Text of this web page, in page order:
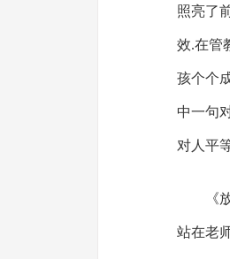
照亮了
效.在管
孩个个
中一句
对人平
《
站在老